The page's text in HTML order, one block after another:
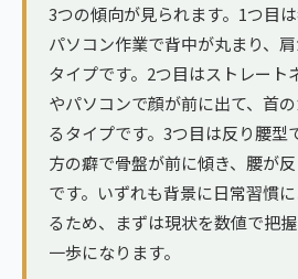
3つの傾向が見られます。1つ目
パソコン作業で背中が丸まり、
タイプです。2つ目はストレート
やパソコンで顔が前に出て、首
るタイプです。3つ目は反り腰型
方の癖で骨盤が前に傾き、腰が
です。いずれも背景に日常習慣
るため、まずは現状を数値で把
一歩になります。